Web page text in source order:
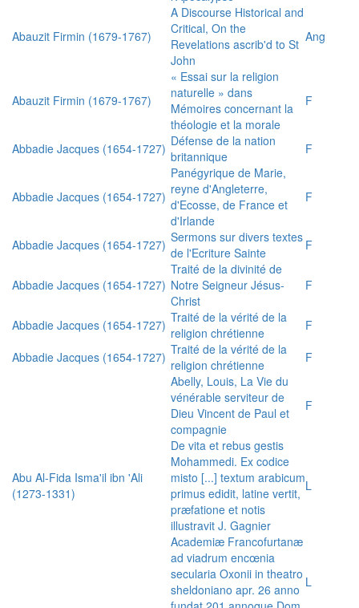
Abauzit Firmin (1679-1767)
A Discourse Historical and
Critical, On the
Revelations ascrib'd to St
John
Ang
Abauzit Firmin (1679-1767)
« Essai sur la religion
naturelle » dans
Mémoires concernant la
théologie et la morale
F
Abbadie Jacques (1654-1727) Défense de la nation
britannique
F
Abbadie Jacques (1654-1727)
Panégyrique de Marie,
reyne d'Angleterre,
d'Ecosse, de France et
d'Irlande
F
Abbadie Jacques (1654-1727) Sermons sur divers textes
de l'Ecriture Sainte
F
Abbadie Jacques (1654-1727)
Traité de la divinité de
Notre Seigneur Jésus-
Christ
F
Abbadie Jacques (1654-1727) Traité de la vérité de la
religion chrétienne
F
Abbadie Jacques (1654-1727) Traité de la vérité de la
religion chrétienne
F
Abelly, Louis, La Vie du
vénérable serviteur de
Dieu Vincent de Paul et
compagnie
F
Abu Al-Fida Isma'il ibn 'Ali
(1273-1331)
De vita et rebus gestis
Mohammedi. Ex codice
misto [...] textum arabicum
primus edidit, latine vertit,
præfatione et notis
illustravit J. Gagnier
L
Academiæ Francofurtanæ
ad viadrum encœnia
secularia Oxonii in theatro
sheldoniano apr. 26 anno L